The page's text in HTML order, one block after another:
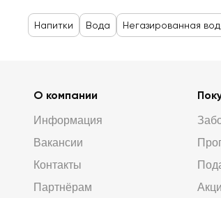
Напитки Вода Негазированная
О компании
Информация
Вакансии
Контакты
Партнёрам